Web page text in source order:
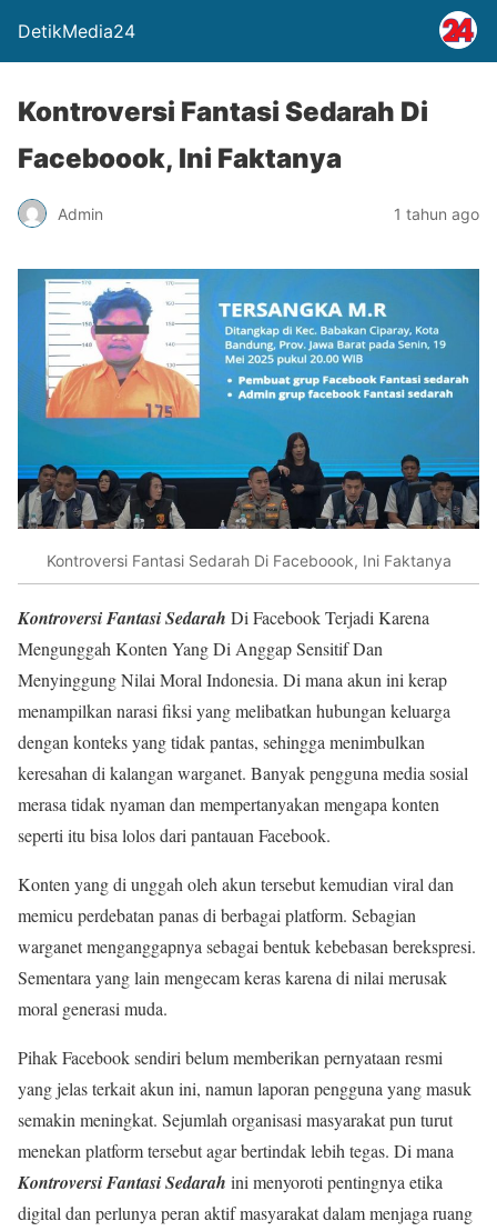
DetikMedia24
Kontroversi Fantasi Sedarah Di
Faceboook, Ini Faktanya
Admin 1 tahun ago
Kontroversi Fantasi Sedarah Di Faceboook, Ini Faktanya
Kontroversi Fantasi Sedarah Di Facebook Terjadi Karena
Mengunggah Konten Yang Di Anggap Sensitif Dan
Menyinggung Nilai Moral Indonesia. Di mana akun ini kerap
menampilkan narasi fiksi yang melibatkan hubungan keluarga
dengan konteks yang tidak pantas, sehingga menimbulkan
keresahan di kalangan warganet. Banyak pengguna media sosial
merasa tidak nyaman dan mempertanyakan mengapa konten
seperti itu bisa lolos dari pantauan Facebook.
Konten yang di unggah oleh akun tersebut kemudian viral dan
memicu perdebatan panas di berbagai platform. Sebagian
warganet menganggapnya sebagai bentuk kebebasan berekspresi.
Sementara yang lain mengecam keras karena di nilai merusak
moral generasi muda.
Pihak Facebook sendiri belum memberikan pernyataan resmi
yang jelas terkait akun ini, namun laporan pengguna yang masuk
semakin meningkat. Sejumlah organisasi masyarakat pun turut
menekan platform tersebut agar bertindak lebih tegas. Di mana
Kontroversi Fantasi Sedarah ini menyoroti pentingnya etika
digital dan perlunya peran aktif masyarakat dalam menjaga ruang